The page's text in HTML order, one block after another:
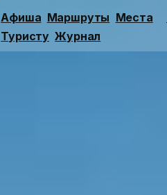
Афиша Маршруты Места
Туристу Журнал